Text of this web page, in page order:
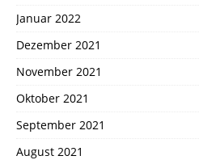
Januar 2022
Dezember 2021
November 2021
Oktober 2021
September 2021
August 2021